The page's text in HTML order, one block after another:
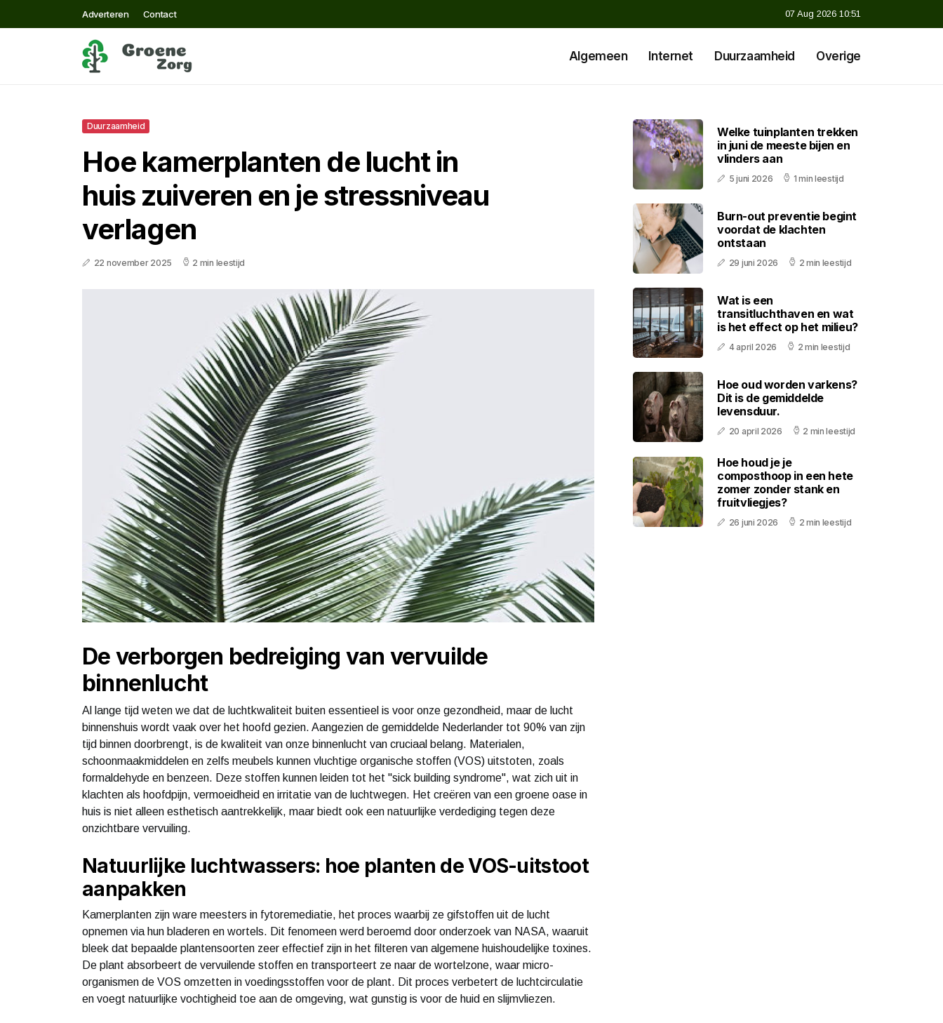
Adverteren Contact 07 Aug 2026 10:51
Algemeen Internet Duurzaamheid Overige
Duurzaamheid
Hoe kamerplanten de lucht in
huis zuiveren en je stressniveau
verlagen
22 november 2025 2 min leestijd
De verborgen bedreiging van vervuilde
binnenlucht
Al lange tijd weten we dat de luchtkwaliteit buiten essentieel is voor onze gezondheid, maar de lucht
binnenshuis wordt vaak over het hoofd gezien. Aangezien de gemiddelde Nederlander tot 90% van zijn
tijd binnen doorbrengt, is de kwaliteit van onze binnenlucht van cruciaal belang. Materialen,
schoonmaakmiddelen en zelfs meubels kunnen vluchtige organische stoffen (VOS) uitstoten, zoals
formaldehyde en benzeen. Deze stoffen kunnen leiden tot het "sick building syndrome", wat zich uit in
klachten als hoofdpijn, vermoeidheid en irritatie van de luchtwegen. Het creëren van een groene oase in
huis is niet alleen esthetisch aantrekkelijk, maar biedt ook een natuurlijke verdediging tegen deze
onzichtbare vervuiling.
Natuurlijke luchtwassers: hoe planten de VOS-uitstoot
aanpakken
Kamerplanten zijn ware meesters in fytoremediatie, het proces waarbij ze gifstoffen uit de lucht
opnemen via hun bladeren en wortels. Dit fenomeen werd beroemd door onderzoek van NASA, waaruit
bleek dat bepaalde plantensoorten zeer effectief zijn in het filteren van algemene huishoudelijke toxines.
De plant absorbeert de vervuilende stoffen en transporteert ze naar de wortelzone, waar micro-
organismen de VOS omzetten in voedingsstoffen voor de plant. Dit proces verbetert de luchtcirculatie
en voegt natuurlijke vochtigheid toe aan de omgeving, wat gunstig is voor de huid en slijmvliezen.
Welke tuinplanten trekken
in juni de meeste bijen en
vlinders aan
5 juni 2026 1 min leestijd
Burn-out preventie begint
voordat de klachten
ontstaan
29 juni 2026 2 min leestijd
Wat is een
transitluchthaven en wat
is het effect op het milieu?
4 april 2026 2 min leestijd
Hoe oud worden varkens?
Dit is de gemiddelde
levensduur.
20 april 2026 2 min leestijd
Hoe houd je je
composthoop in een hete
zomer zonder stank en
fruitvliegjes?
26 juni 2026 2 min leestijd